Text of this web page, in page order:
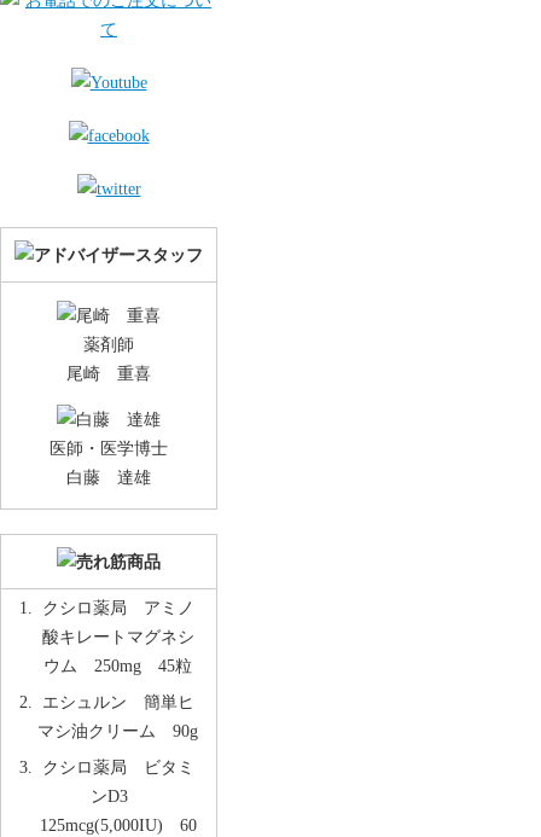
薬剤師
尾崎 重喜
医師・医学博士
白藤 達雄
クシロ薬局 アミノ
酸キレートマグネシ
ウム 250mg 45粒
エシュルン 簡単ヒ
マシ油クリーム 90g
クシロ薬局 ビタミ
ンD3
125mcg(5,000IU) 60